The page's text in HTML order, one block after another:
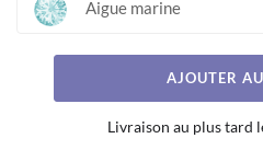
Aigue marine
AJOUTER
Livraison au plus tard